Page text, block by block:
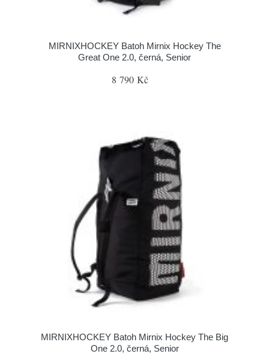
MIRNIXHOCKEY Batoh Mirnix Hockey The
Great One 2.0, černá, Senior
8 790 Kč
MIRNIXHOCKEY Batoh Mirnix Hockey The Big
One 2.0, černá, Senior